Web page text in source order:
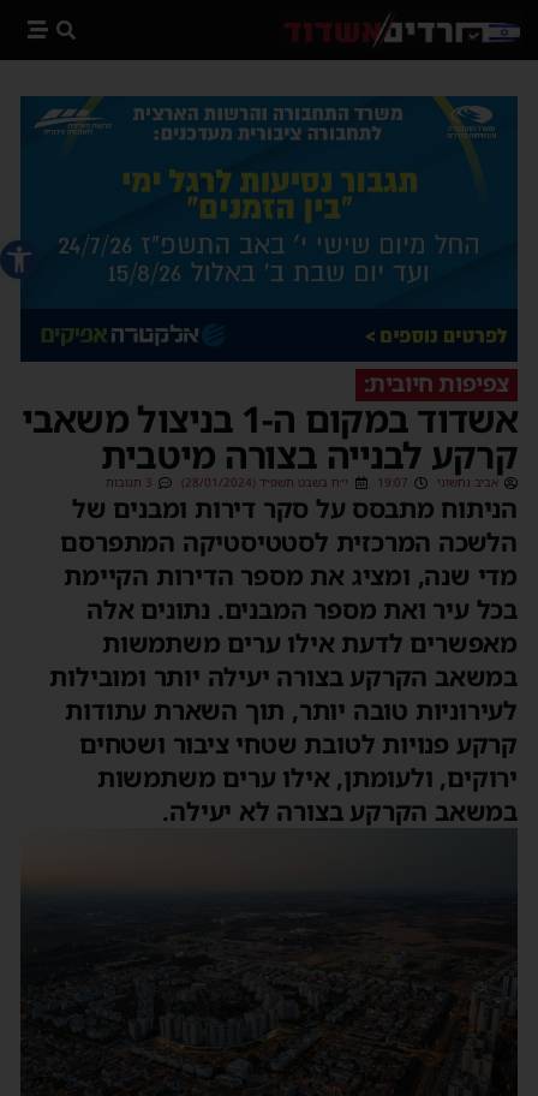
פתח
צפיפות חיובית:
אשדוד במקום ה-1 בניצול משאבי
קרקע לבנייה בצורה מיטבית
אביב נחשוני 19:07 י״ח בשבט תשפ״ד (28/01/2024) 3 תגובות
הניתוח מתבסס על סקר דירות ומבנים של
הלשכה המרכזית לסטטיסטיקה המתפרסם
מדי שנה, ומציג את מספר הדירות הקיימת
בכל עיר ואת מספר המבנים. נתונים אלה
מאפשרים לדעת אילו ערים משתמשות
במשאב הקרקע בצורה יעילה יותר ומובילות
לעירוניות טובה יותר, תוך השארת עתודות
קרקע פנויות לטובת שטחי ציבור ושטחים
ירוקים, ולעומתן, אילו ערים משתמשות
במשאב הקרקע בצורה לא יעילה.